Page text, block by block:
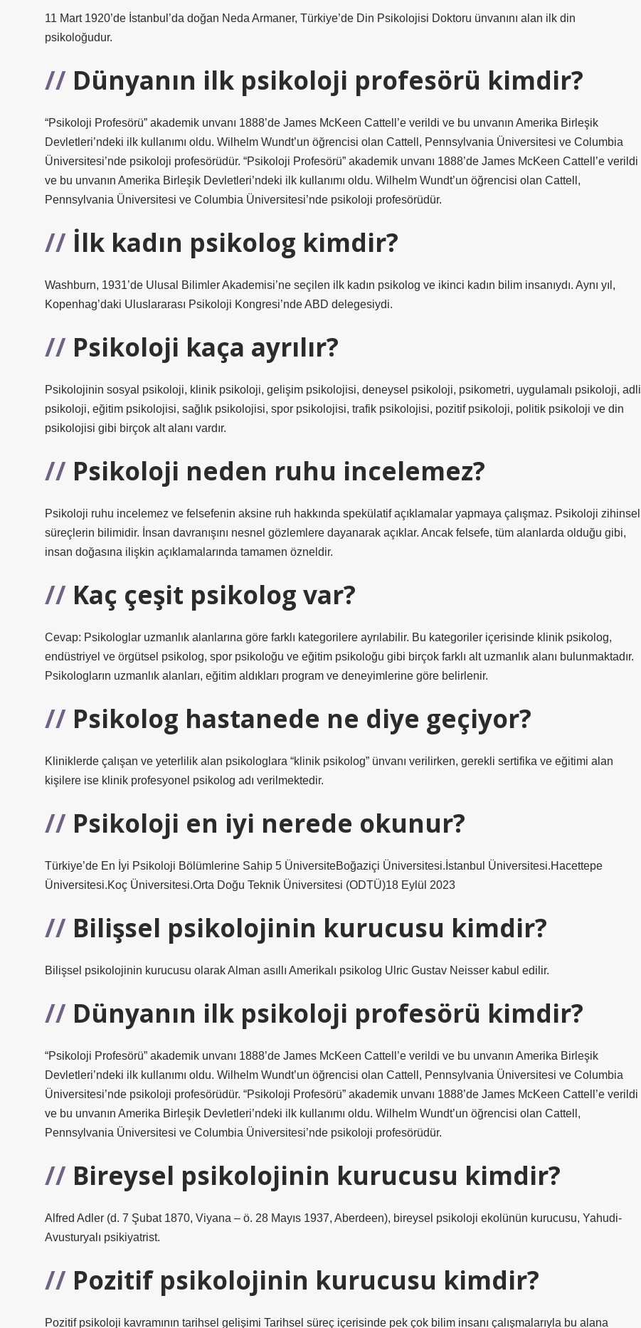
11 Mart 1920’de İstanbul’da doğan Neda Armaner, Türkiye’de Din Psikolojisi Doktoru ünvanını alan ilk din
psikoloğudur.
Dünyanın ilk psikoloji profesörü kimdir?
“Psikoloji Profesörü” akademik unvanı 1888’de James McKeen Cattell’e verildi ve bu unvanın Amerika Birleşik
Devletleri’ndeki ilk kullanımı oldu. Wilhelm Wundt’un öğrencisi olan Cattell, Pennsylvania Üniversitesi ve Columbia
Üniversitesi’nde psikoloji profesörüdür. “Psikoloji Profesörü” akademik unvanı 1888’de James McKeen Cattell’e verildi
ve bu unvanın Amerika Birleşik Devletleri’ndeki ilk kullanımı oldu. Wilhelm Wundt’un öğrencisi olan Cattell,
Pennsylvania Üniversitesi ve Columbia Üniversitesi’nde psikoloji profesörüdür.
İlk kadın psikolog kimdir?
Washburn, 1931’de Ulusal Bilimler Akademisi’ne seçilen ilk kadın psikolog ve ikinci kadın bilim insanıydı. Aynı yıl,
Kopenhag’daki Uluslararası Psikoloji Kongresi’nde ABD delegesiydi.
Psikoloji kaça ayrılır?
Psikolojinin sosyal psikoloji, klinik psikoloji, gelişim psikolojisi, deneysel psikoloji, psikometri, uygulamalı psikoloji, adli
psikoloji, eğitim psikolojisi, sağlık psikolojisi, spor psikolojisi, trafik psikolojisi, pozitif psikoloji, politik psikoloji ve din
psikolojisi gibi birçok alt alanı vardır.
Psikoloji neden ruhu incelemez?
Psikoloji ruhu incelemez ve felsefenin aksine ruh hakkında spekülatif açıklamalar yapmaya çalışmaz. Psikoloji zihinsel
süreçlerin bilimidir. İnsan davranışını nesnel gözlemlere dayanarak açıklar. Ancak felsefe, tüm alanlarda olduğu gibi,
insan doğasına ilişkin açıklamalarında tamamen özneldir.
Kaç çeşit psikolog var?
Cevap: Psikologlar uzmanlık alanlarına göre farklı kategorilere ayrılabilir. Bu kategoriler içerisinde klinik psikolog,
endüstriyel ve örgütsel psikolog, spor psikoloğu ve eğitim psikoloğu gibi birçok farklı alt uzmanlık alanı bulunmaktadır.
Psikologların uzmanlık alanları, eğitim aldıkları program ve deneyimlerine göre belirlenir.
Psikolog hastanede ne diye geçiyor?
Kliniklerde çalışan ve yeterlilik alan psikologlara “klinik psikolog” ünvanı verilirken, gerekli sertifika ve eğitimi alan
kişilere ise klinik profesyonel psikolog adı verilmektedir.
Psikoloji en iyi nerede okunur?
Türkiye’de En İyi Psikoloji Bölümlerine Sahip 5 ÜniversiteBoğaziçi Üniversitesi.İstanbul Üniversitesi.Hacettepe
Üniversitesi.Koç Üniversitesi.Orta Doğu Teknik Üniversitesi (ODTÜ)18 Eylül 2023
Bilişsel psikolojinin kurucusu kimdir?
Bilişsel psikolojinin kurucusu olarak Alman asıllı Amerikalı psikolog Ulric Gustav Neisser kabul edilir.
Dünyanın ilk psikoloji profesörü kimdir?
“Psikoloji Profesörü” akademik unvanı 1888’de James McKeen Cattell’e verildi ve bu unvanın Amerika Birleşik
Devletleri’ndeki ilk kullanımı oldu. Wilhelm Wundt’un öğrencisi olan Cattell, Pennsylvania Üniversitesi ve Columbia
Üniversitesi’nde psikoloji profesörüdür. “Psikoloji Profesörü” akademik unvanı 1888’de James McKeen Cattell’e verildi
ve bu unvanın Amerika Birleşik Devletleri’ndeki ilk kullanımı oldu. Wilhelm Wundt’un öğrencisi olan Cattell,
Pennsylvania Üniversitesi ve Columbia Üniversitesi’nde psikoloji profesörüdür.
Bireysel psikolojinin kurucusu kimdir?
Alfred Adler (d. 7 Şubat 1870, Viyana – ö. 28 Mayıs 1937, Aberdeen), bireysel psikoloji ekolünün kurucusu, Yahudi-
Avusturyalı psikiyatrist.
Pozitif psikolojinin kurucusu kimdir?
Pozitif psikoloji kavramının tarihsel gelişimi Tarihsel süreç içerisinde pek çok bilim insanı çalışmalarıyla bu alana